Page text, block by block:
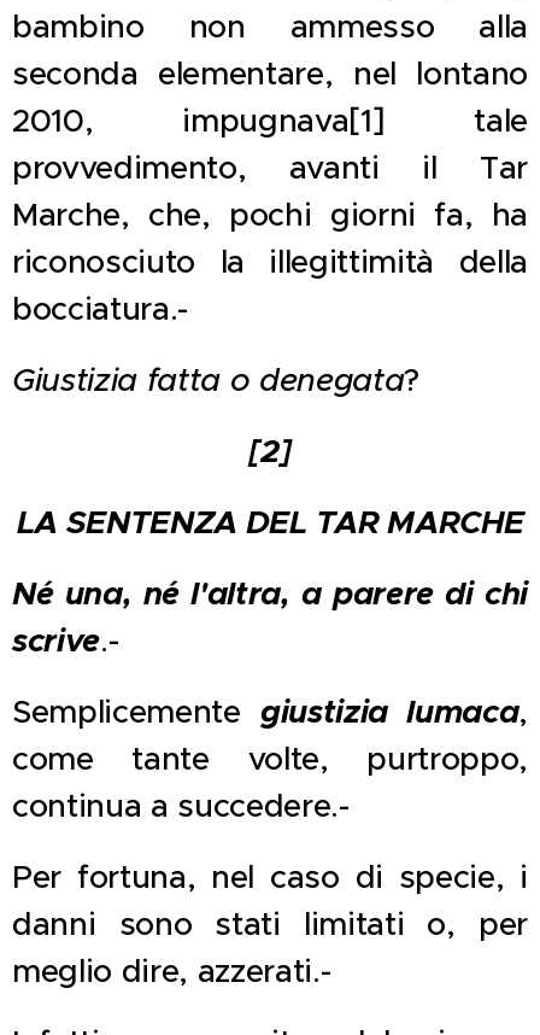
bambino non ammesso alla
seconda elementare, nel lontano
2010, impugnava[1] tale
provvedimento, avanti il Tar
Marche, che, pochi giorni fa, ha
riconosciuto la illegittimità della
bocciatura.-
Giustizia fatta o denegata?
[2]
LA SENTENZA DEL TAR MARCHE
Né una, né l'altra, a parere di chi
scrive.-
Semplicemente giustizia lumaca,
come tante volte, purtroppo,
continua a succedere.-
Per fortuna, nel caso di specie, i
danni sono stati limitati o, per
meglio dire, azzerati.-